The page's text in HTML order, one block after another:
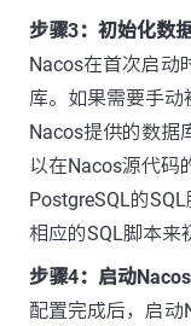
步骤3：初始化数
Nacos在首次启动
库。如果需要手
Nacos提供的数据
以在Nacos源代码
PostgreSQL的
相应的SQL脚本来
步骤4：启动
配置完成后，启动